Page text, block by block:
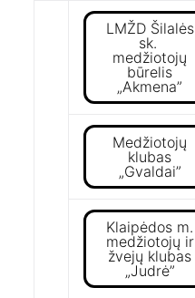
LMŽD Šilalės
sk.
medžiotojų
būrelis
„Akmena”
Medžiotojų
klubas
„Gvaldai”
Klaipėdos m.
medžiotojų ir
žvejų klubas
„Judrė”